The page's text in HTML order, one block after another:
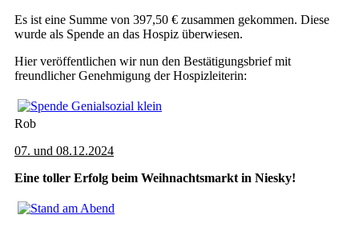
Es ist eine Summe von 397,50 € zusammen gekommen. Diese
wurde als Spende an das Hospiz überwiesen.
Hier veröffentlichen wir nun den Bestätigungsbrief mit
freundlicher Genehmigung der Hospizleiterin:
Rob
07. und 08.12.2024
Eine toller Erfolg beim Weihnachtsmarkt in Niesky!